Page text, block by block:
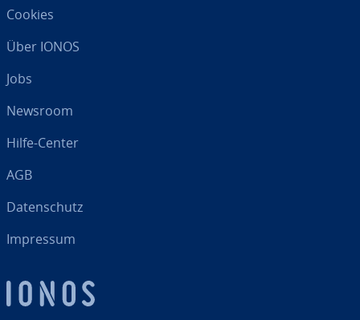
Cookies
Über IONOS
Jobs
Newsroom
Hilfe-Center
AGB
Da­ten­schutz
Impressum